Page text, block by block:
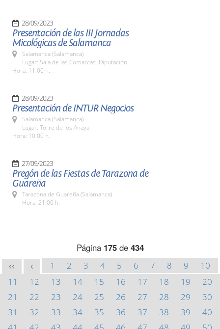
28/09/2023
Presentación de las III Jornadas
Micológicas de Salamanca
Salamanca (Salamanca)
Lugar: Sala de las Comarcas. Diputación
Hora: 11:00 h.
28/09/2023
Presentación de INTUR Negocios
Salamanca (Salamanca)
Lugar: Torre de los Anaya
Hora: 10:00 h.
27/09/2023
Pregón de las Fiestas de Tarazona de
Guareña
Tarazona de Guareña (Salamanca)
Hora: 21:00 h.
Página 175de 434
<< < 1 2 3 4 5 6 7 8 9
10
11
12 13 14 15 16 17 18 19
20
21
22 23 24 25 26 27 28 29
30
31
32 33 34 35 36 37 38 39
40